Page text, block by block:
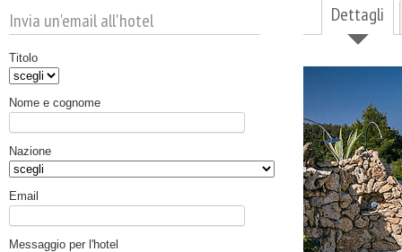
Dettagli
Invia un'email all'hotel
Titolo
Nome e cognome
Nazione
Email
Messaggio per l'hotel